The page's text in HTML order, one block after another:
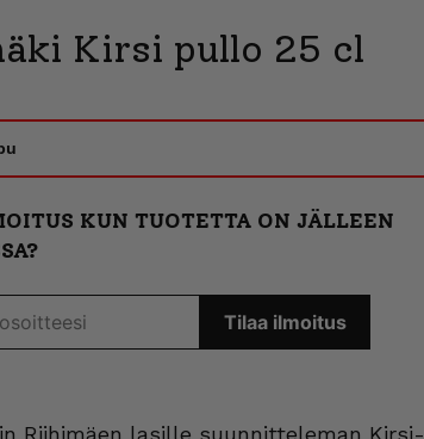
Kirsi pullo 25 cl
KUN TUOTETTA ON JÄLLEEN
Riihimäen lasille suunnitteleman Kirsi-